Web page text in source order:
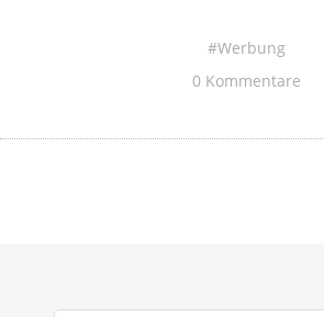
Werbung
0 Kommentare